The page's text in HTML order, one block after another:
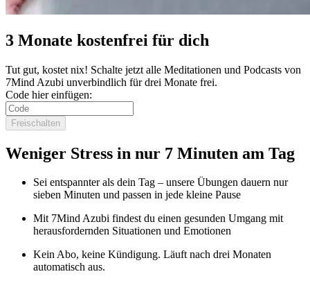
3 Monate kostenfrei für dich
Tut gut, kostet nix! Schalte jetzt alle Meditationen und Podcasts von
7Mind Azubi unverbindlich für drei Monate frei.
Code hier einfügen:
Freischalten
Weniger Stress in nur 7 Minuten am Tag
Sei entspannter als dein Tag – unsere Übungen dauern nur
sieben Minuten und passen in jede kleine Pause
Mit 7Mind Azubi findest du einen gesunden Umgang mit
herausfordernden Situationen und Emotionen
Kein Abo, keine Kündigung. Läuft nach drei Monaten
automatisch aus.